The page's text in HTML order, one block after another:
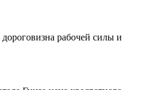
рабочей силы и